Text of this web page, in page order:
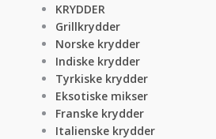
KRYDDER
Grillkrydder
Norske krydder
Indiske krydder
Tyrkiske krydder
Eksotiske mikser
Franske krydder
Italienske krydder